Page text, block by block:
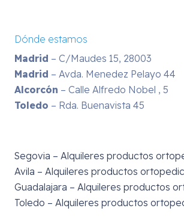
Dónde estamos
Madrid – C/Maudes 15, 28003
Madrid – Avda. Menedez Pelayo 44
Alcorcón – Calle Alfredo Nobel , 5
Toledo – Rda. Buenavista 45
Segovia – Alquileres productos
Avila – Alquileres productos
Guadalajara – Alquileres productos
Toledo – Alquileres productos